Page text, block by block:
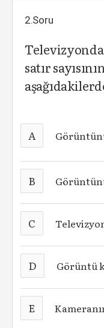
2.Soru
satır
A
B
C
D Görüntü
E